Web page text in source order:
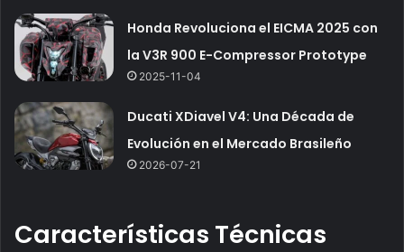
Honda Revoluciona el EICMA 2025 con
la V3R 900 E-Compressor Prototype
2025-11-04
Ducati XDiavel V4: Una Década de
Evolución en el Mercado Brasileño
2026-07-21
Características Técnicas